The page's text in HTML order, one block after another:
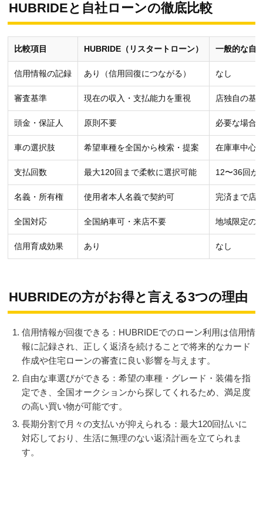
HUBRIDEと自社ローンの徹底比較
比較項目 HUBRIDE（リスタートローン） 一般的な自
信用情報の記録 あり（信用回復につながる） なし
審査基準 現在の収入・支払能力を重視 店独自の基
頭金・保証人 原則不要 必要な場合
車の選択肢 希望車種を全国から検索・提案 在庫車中心
支払回数 最大120回まで柔軟に選択可能 12〜36回が
名義・所有権 使用者本人名義で契約可 完済まで店
全国対応 全国納車可・来店不要 地域限定の
信用育成効果 あり なし
HUBRIDEの方がお得と言える3つの理由
信用情報が回復できる：HUBRIDEでのローン利用は信用情
報に記録され、正しく返済を続けることで将来的なカード
作成や住宅ローンの審査に良い影響を与えます。
自由な車選びができる：希望の車種・グレード・装備を指
定でき、全国オークションから探してくれるため、満足度
の高い買い物が可能です。
長期分割で月々の支払いが抑えられる：最大120回払いに
対応しており、生活に無理のない返済計画を立てられま
す。